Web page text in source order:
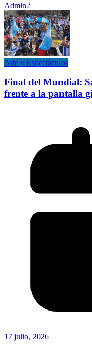
Admin2
Arte y Espectáculos
Final del Mundial:
frente a la pantalla
17 julio, 2026